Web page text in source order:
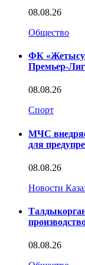
08.08.26
Общество
ФК
Премьер-
08.08.26
Спорт
МЧС
для
08.08.26
Новости
08.08.26